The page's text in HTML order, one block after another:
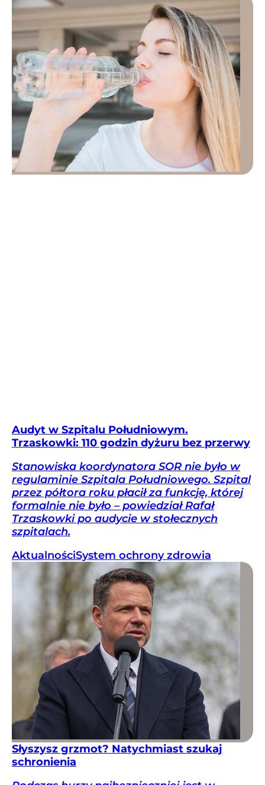
Audyt w Szpitalu Południowym.
Trzaskowki: 110 godzin dyżuru bez przerwy
Stanowiska koordynatora SOR nie było w
regulaminie Szpitala Południowego. Szpital
przez półtora roku płacił za funkcję, której
formalnie nie było – powiedział Rafał
Trzaskowki po audycie w stołecznych
szpitalach.
AktualnościSystem ochrony zdrowia
Słyszysz grzmot? Natychmiast szukaj
schronienia